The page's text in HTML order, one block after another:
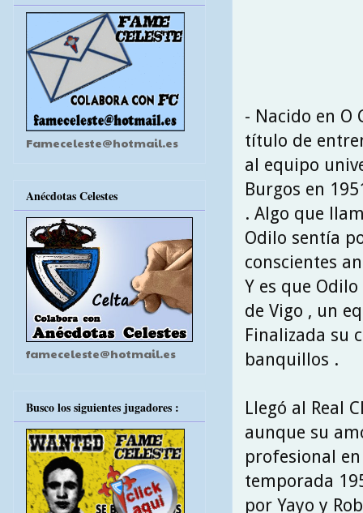
- Nacido en O
título de
al equipo
Burgos en
. Algo que
Odilo sentía
conscientes
Y es que
de Vigo , un
Finalizada su
banquillos .
Llegó al Real
aunque su
profesional
temporada
por Yayo y
Fameceleste@hotmail.es
Anécdotas Celestes
fameceleste@hotmail.es
Busco los siguientes jugadores :